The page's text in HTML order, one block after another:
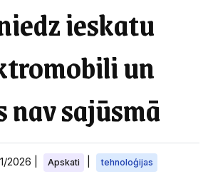
ieskatu
un
sajūsmā
2026 Apskati tehnoloģijas